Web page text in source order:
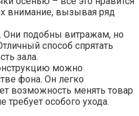
внимание, вызывая ряд
Они подобны витражам, но
способ спрятать
зала.
можно
фона. Он легко
возможность менять товар
требует особого ухода.